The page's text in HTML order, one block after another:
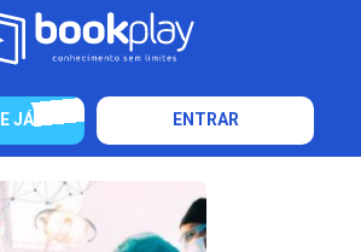
JÁ ENTRAR